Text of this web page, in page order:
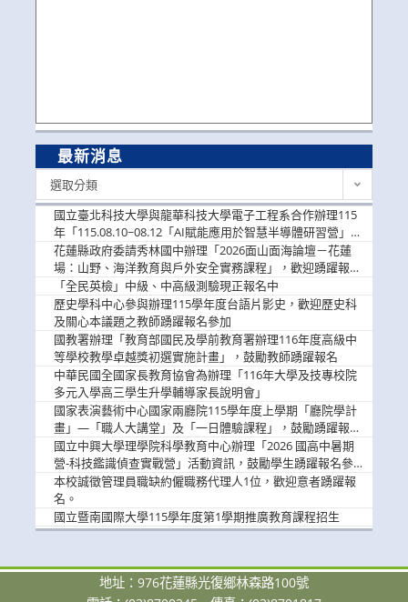
最新消息
選取分類
國立臺北科技大學與龍華科技大學電子工程系合作辦理115
年「115.08.10~08.12「AI賦能應用於智慧半導體研習營」，
歡迎學生踴躍報名參加
花蓮縣政府委請秀林國中辦理「2026面山面海論壇－花蓮
場：山野、海洋教育與戶外安全實務課程」，歡迎踴躍報名
參加
「全民英檢」中級、中高級測驗現正報名中
歷史學科中心參與辦理115學年度台語片影史，歡迎歷史科
及關心本議題之教師踴躍報名參加
國教署辦理「教育部國民及學前教育署辦理116年度高級中
等學校教學卓越獎初選實施計畫」，鼓勵教師踴躍報名
中華民國全國家長教育協會為辦理「116年大學及技專校院
多元入學高三學生升學輔導家長說明會」
國家表演藝術中心國家兩廳院115學年度上學期「廳院學計
畫」—「職人大講堂」及「一日體驗課程」，鼓勵踴躍報名
參與。
國立中興大學理學院科學教育中心辦理「2026 國高中暑期
營-科技鑑識偵查實戰營」活動資訊，鼓勵學生踴躍報名參
加。
本校誠徵管理員職缺約僱職務代理人1位，歡迎意者踴躍報
名。
國立暨南國際大學115學年度第1學期推廣教育課程招生
地址：976花蓮縣光復鄉林森路100號